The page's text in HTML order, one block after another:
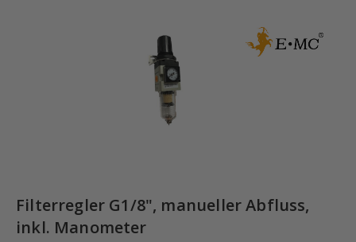
Filterregler G1/8", manueller Abfluss,
inkl. Manometer